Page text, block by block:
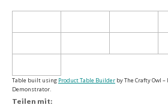
Table built using Product Table Builder by The Crafty Owl
Demonstrator.
Teilen mit: